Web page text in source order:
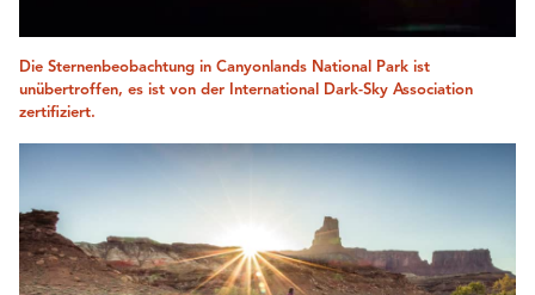
Die Sternenbeobachtung in Canyonlands National Park ist
unübertroffen, es ist von der International Dark-Sky Association
zertifiziert.